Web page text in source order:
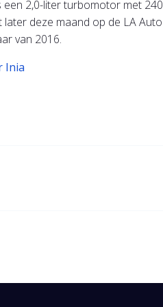
een 2,0-liter turbomotor met 240
deze maand op de LA Auto
van 2016.
Inia